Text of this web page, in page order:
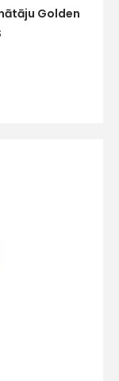
Golden